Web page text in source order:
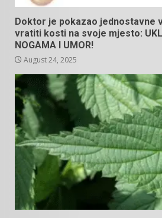
Doktor je pokazao jednostavne
vratiti kosti na svoje mjesto:
NOGAMA I UMOR!
August 24, 2025